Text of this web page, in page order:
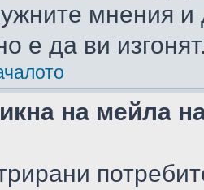
мнения
е да ви
на мейла